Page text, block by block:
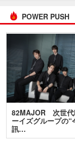
POWER PUSH
82MAJOR 次世代
ーイズグループの“
訊…